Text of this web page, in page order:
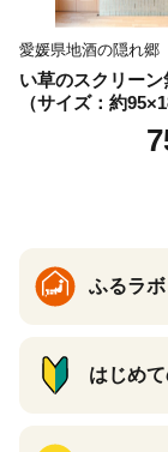
愛媛県地酒の隠れ郷
い草のスクリー
（サイズ：約
ふるラ
はじめ